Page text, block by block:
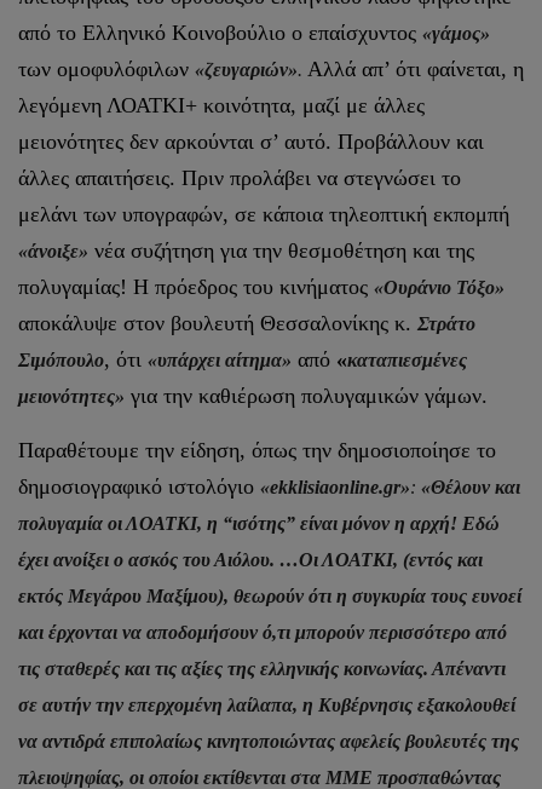
από το Ελληνικό Κοινοβούλιο ο επαίσχυντος «γάμος»
των ομοφυλόφιλων «ζευγαριών». Αλλά απ’ ότι φαίνεται, η
λεγόμενη ΛΟΑΤΚΙ+ κοινότητα, μαζί με άλλες
μειονότητες δεν αρκούνται σ’ αυτό. Προβάλλουν και
άλλες απαιτήσεις. Πριν προλάβει να στεγνώσει το
μελάνι των υπογραφών, σε κάποια τηλεοπτική εκπομπή
«άνοιξε» νέα συζήτηση για την θεσμοθέτηση και της
πολυγαμίας! Η πρόεδρος του κινήματος «Ουράνιο Τόξο»
αποκάλυψε στον βουλευτή Θεσσαλονίκης κ. Στράτο
Σιμόπουλο, ότι «υπάρχει αίτημα» από «καταπιεσμένες
μειονότητες» για την καθιέρωση πολυγαμικών γάμων.
Παραθέτουμε την είδηση, όπως την δημοσιοποίησε το
δημοσιογραφικό ιστολόγιο «ekklisiaonline.gr»: «Θέλουν και
πολυγαμία οι ΛΟΑΤΚΙ, η “ισότης” είναι μόνον η αρχή! Εδώ
έχει ανοίξει ο ασκός του Αιόλου. …Οι ΛΟΑΤΚΙ, (εντός και
εκτός Μεγάρου Μαξίμου), θεωρούν ότι η συγκυρία τους ευνοεί
και έρχονται να αποδομήσουν ό,τι μπορούν περισσότερο από
τις σταθερές και τις αξίες της ελληνικής κοινωνίας. Απέναντι
σε αυτήν την επερχομένη λαίλαπα, η Κυβέρνησις εξακολουθεί
να αντιδρά επιπολαίως κινητοποιώντας αφελείς βουλευτές της
πλειοψηφίας, οι οποίοι εκτίθενται στα ΜΜΕ προσπαθώντας